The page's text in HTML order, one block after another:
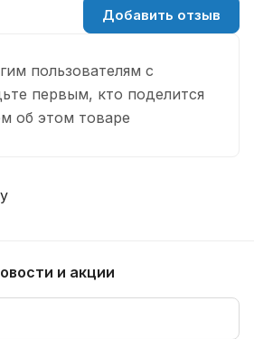
пользователям с
первым, кто поделится
об этом товаре
Добавить отзыв
и акции